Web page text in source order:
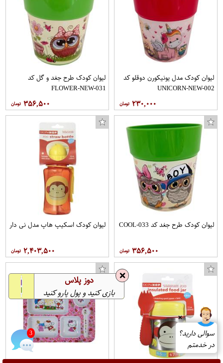
لیوان کودک مدل یونیکورن دوقلو کد
UNICORN-NEW-002
۲۳۰,۰۰۰
لیوان کودک طرح جغد و گل کد
FLOWER-NEW-031
۳۵۶,۵۰۰
لیوان کودک طرح جغد کد COOL-033
۳۵۶,۵۰۰
لیوان کودک اسکیپ هاپ مدل نی دار
۲,۴۰۳,۵۰۰
❌
سوالی دارید؟
در خدمتم
3
❌ دوز پلاس
بازی کنید و پول پارو کنید